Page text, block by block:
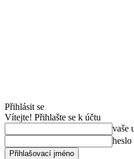
Přihlásit se
Vítejte! Přihlašte se k účtu
vaše
heslo